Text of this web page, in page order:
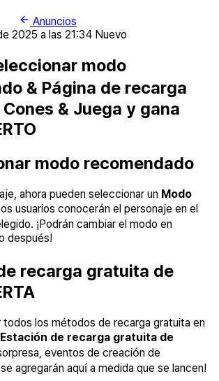
Anuncios
2025 a las 21:34 Nuevo
modo
& Página de recarga
& Juega y gana
modo recomendado
ahora pueden seleccionar un Modo
usuarios conocerán el personaje en el
¡Podrán cambiar el modo en
después!
recarga gratuita de
todos los métodos de recarga gratuita en
Estación de recarga gratuita de
eventos de creación de
agregarán aquí a medida que se lancen!